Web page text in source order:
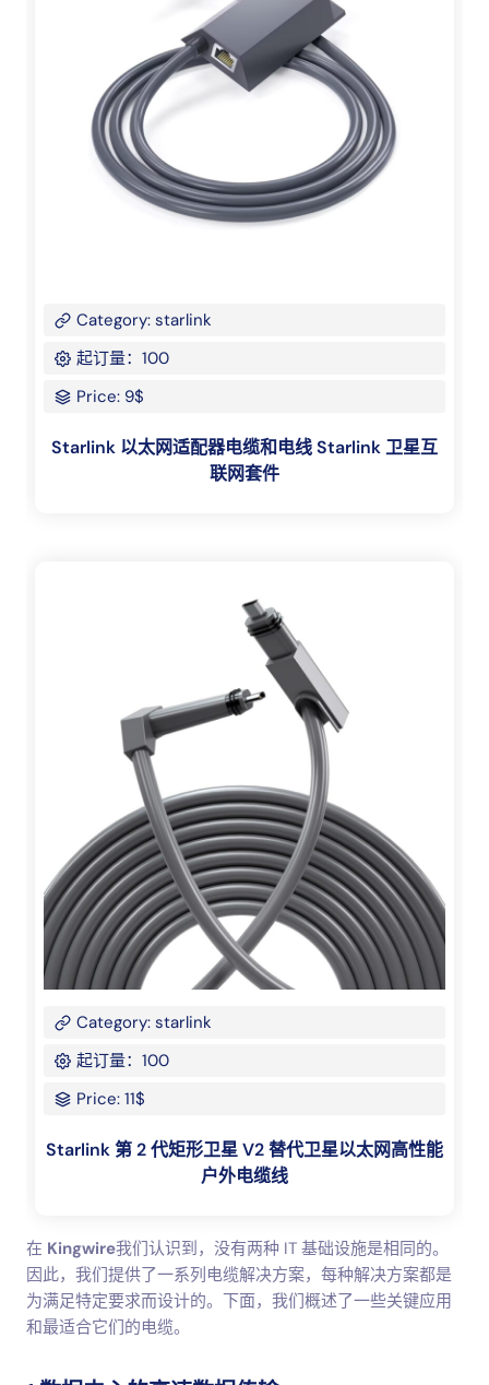
Category: starlink
起订量：100
Price: 9$
Starlink 以太网适配器电缆和电线 Starlink 卫星互
联网套件
Category: starlink
起订量：100
Price: 11$
Starlink 第 2 代矩形卫星 V2 替代卫星以太网高性能
户外电缆线
在 Kingwire我们认识到，没有两种 IT 基础设施是相同的。
因此，我们提供了一系列电缆解决方案，每种解决方案都是
为满足特定要求而设计的。下面，我们概述了一些关键应用
和最适合它们的电缆。